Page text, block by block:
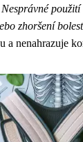
Nesprávné použití
zhoršení
a nenahrazuje